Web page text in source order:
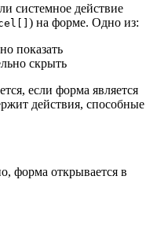
системное действие
) на форме. Одно из:
показать
скрыть
если форма является
действия, способные
форма открывается в